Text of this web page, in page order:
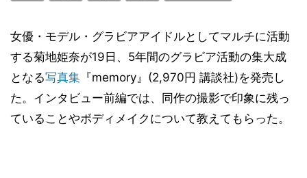
女優・モデル・グラビアアイドルとしてマルチに活動
する菊地姫奈が19日、5年間のグラビア活動の集大成
となる写真集 『memory』(2,970円 講談社)を発売し
た。インタビュー前編では、同作の撮影で印象に残っ
ていることやボディメイクについて教えてもらった。